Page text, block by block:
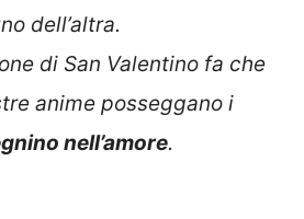
dell’altra.
di San Valentino fa che
anime posseggano i
nell’amore.